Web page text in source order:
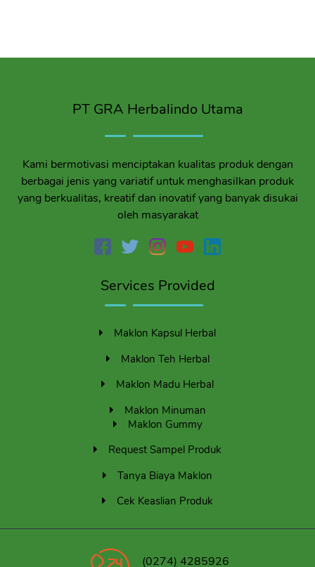
PT GRA Herbalindo Utama
Kami bermotivasi menciptakan kualitas produk dengan
berbagai jenis yang variatif untuk menghasilkan produk
yang berkualitas, kreatif dan inovatif yang banyak disukai
oleh masyarakat
Services Provided
Maklon Kapsul Herbal
Maklon Teh Herbal
Maklon Madu Herbal
Maklon Minuman
Maklon Gummy
Request Sampel Produk
Tanya Biaya Maklon
Cek Keaslian Produk
(0274) 4285926